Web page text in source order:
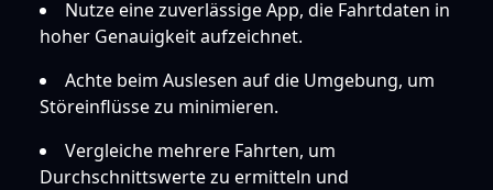
Nutze eine zuverlässige App, die Fahrtdaten in
hoher Genauigkeit aufzeichnet.
Achte beim Auslesen auf die Umgebung, um
Störeinflüsse zu minimieren.
Vergleiche mehrere Fahrten, um
Durchschnittswerte zu ermitteln und